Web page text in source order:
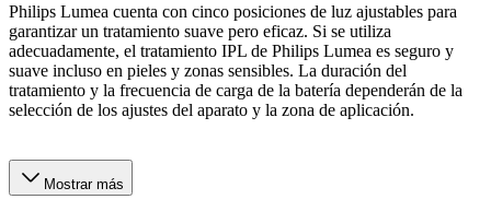
Philips Lumea cuenta con cinco posiciones de luz ajustables para
garantizar un tratamiento suave pero eficaz. Si se utiliza
adecuadamente, el tratamiento IPL de Philips Lumea es seguro y
suave incluso en pieles y zonas sensibles. La duración del
tratamiento y la frecuencia de carga de la batería dependerán de la
selección de los ajustes del aparato y la zona de aplicación.
Mostrar más